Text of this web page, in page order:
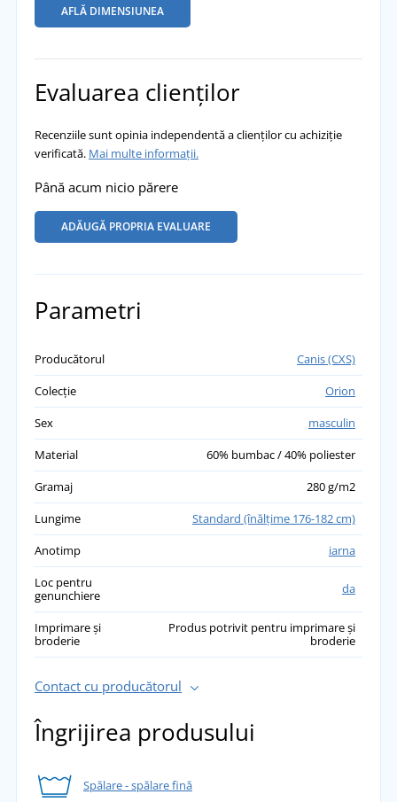
AFLĂ DIMENSIUNEA
Evaluarea clienților
Recenziile sunt opinia independentă a clienților cu achiziție
verificată. Mai multe informații.
Până acum nicio părere
ADĂUGĂ PROPRIA EVALUARE
Parametri
Producătorul
Canis (CXS)
Colecție
Orion
Sex
masculin
Material
60% bumbac / 40% poliester
Gramaj
280 g/m2
Lungime
Standard (înălţime 176-182 cm)
Anotimp
iarna
Loc pentru
genunchiere
da
Imprimare și
broderie
Produs potrivit pentru imprimare și
broderie
Contact cu producătorul
Îngrijirea produsului
Spălare - spălare fină